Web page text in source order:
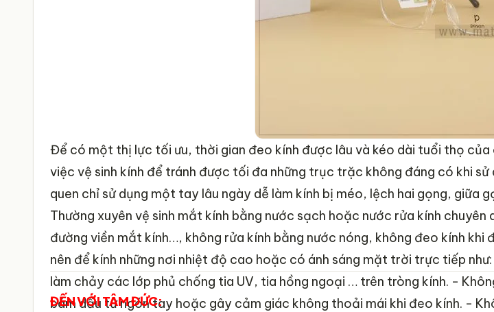
Để có một thị lực tối ưu, thời gian đeo kính được lâu và kéo dài tuổi thọ
việc vệ sinh kính để tránh được tối đa những trục trặc không đáng có khi sử
quen chỉ sử dụng một tay lâu ngày dễ làm kính bị méo, lệch hai gọng, giữa
Thường xuyên vệ sinh mắt kính bằng nước sạch hoặc nước rửa kính
đường viền mắt kính…, không rửa kính bằng nước nóng, không đeo kính
nên để kính những nơi nhiệt độ cao hoặc có ánh sáng mặt trời trực tiếp
làm chảy các lớp phủ chống tia UV, tia hồng ngoại … trên tròng kính. -
bám dầu từ ngón tay hoặc gây cảm giác không thoải mái khi đeo kính. -
ĐẾN VỚI TÂM ĐỨC: